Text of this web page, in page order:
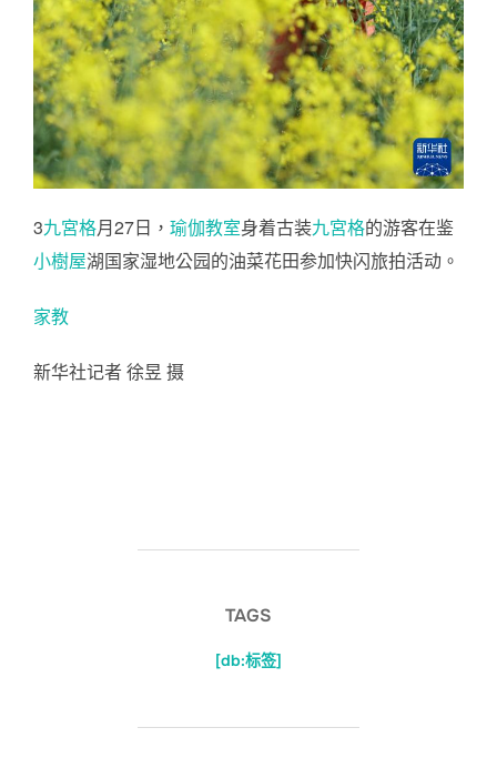
3九宮格月27日， 瑜伽教室身着古装九宮格的游客在鉴
小樹屋湖国家湿地公园的油菜花田参加快闪旅拍活动。
家教
新华社记者 徐昱 摄
TAGS
[db:标签]